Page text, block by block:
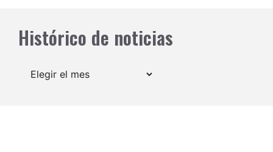
Histórico de noticias
Archivos